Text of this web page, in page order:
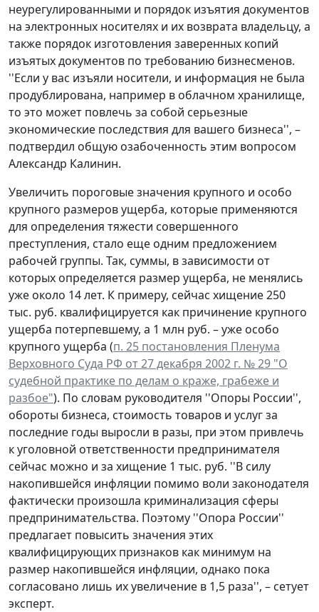
неурегулированными и порядок изъятия документов
на электронных носителях и их возврата владельцу, а
также порядок изготовления заверенных копий
изъятых документов по требованию бизнесменов.
''Если у вас изъяли носители, и информация не была
продублирована, например в облачном хранилище,
то это может повлечь за собой серьезные
экономические последствия для вашего бизнеса'', –
подтвердил общую озабоченность этим вопросом
Александр Калинин.
Увеличить пороговые значения крупного и особо
крупного размеров ущерба, которые применяются
для определения тяжести совершенного
преступления, стало еще одним предложением
рабочей группы. Так, суммы, в зависимости от
которых определяется размер ущерба, не менялись
уже около 14 лет. К примеру, сейчас хищение 250
тыс. руб. квалифицируется как причинение крупного
ущерба потерпевшему, а 1 млн руб. – уже особо
крупного ущерба (п. 25 постановления Пленума
Верховного Суда РФ от 27 декабря 2002 г. № 29 "О
судебной практике по делам о краже, грабеже и
разбое"). По словам руководителя ''Опоры России'',
обороты бизнеса, стоимость товаров и услуг за
последние годы выросли в разы, при этом привлечь
к уголовной ответственности предпринимателя
сейчас можно и за хищение 1 тыс. руб. ''В силу
накопившейся инфляции помимо воли законодателя
фактически произошла криминализация сферы
предпринимательства. Поэтому ''Опора России''
предлагает повысить значения этих
квалифицирующих признаков как минимум на
размер накопившейся инфляции, однако пока
согласовано лишь их увеличение в 1,5 раза'', – сетует
эксперт.